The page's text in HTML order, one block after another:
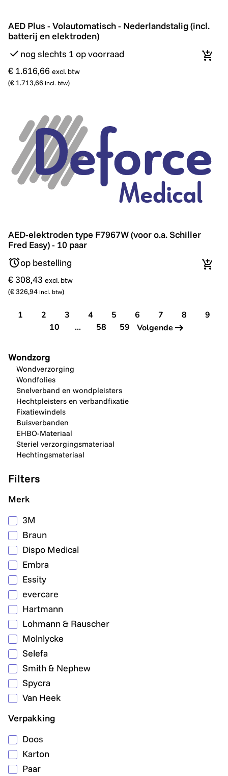
AED Plus - Volautomatisch - Nederlandstalig (incl.
AED Plus - Volautomatisch - Nederlandstalig (incl.
batterij en elektroden)
nog slechts 1 op voorraad
€ 1.616,66 excl. btw
(€ 1.713,66 incl. btw)
In
AED-elektroden type F7967W (voor o.a. Schiller Fred
AED-elektroden type F7967W (voor o.a. Schiller
Fred Easy) - 10 paar
op bestelling
€ 308,43 excl. btw
(€ 326,94 incl. btw)
In
1 2 3 4 5 6 7 8
9
10
... 58 59 Volgende
Wondzorg
Wondverzorging
Wondfolies
Snelverband en wondpleisters
Hechtpleisters en verbandfixatie
Fixatiewindels
Buisverbanden
EHBO-Materiaal
Steriel verzorgingsmateriaal
Hechtingsmateriaal
Filters
Merk
3M
Braun
Dispo Medical
Embra
Essity
evercare
Hartmann
Lohmann & Rauscher
Molnlycke
Selefa
Smith & Nephew
Spycra
Van Heek
Verpakking
Doos
Karton
Paar